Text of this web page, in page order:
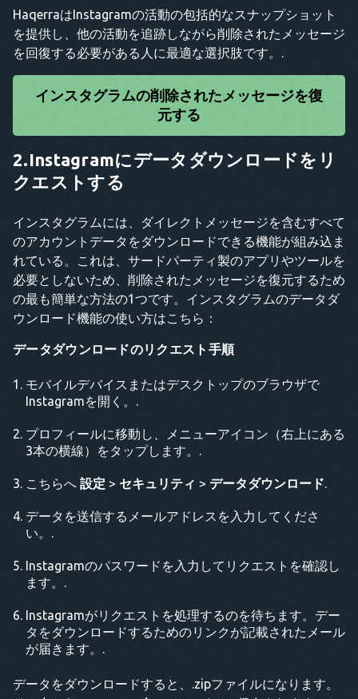
HaqerraはInstagramの活動の包括的なスナップショット
を提供し、他の活動を追跡しながら削除されたメッセージ
を回復する必要がある人に最適な選択肢です。.
インスタグラムの削除されたメッセージを復
元する
2.Instagramにデータダウンロードをリ
クエストする
インスタグラムには、ダイレクトメッセージを含むすべて
のアカウントデータをダウンロードできる機能が組み込ま
れている。これは、サードパーティ製のアプリやツールを
必要としないため、削除されたメッセージを復元するため
の最も簡単な方法の1つです。インスタグラムのデータダ
ウンロード機能の使い方はこちら：
データダウンロードのリクエスト手順
モバイルデバイスまたはデスクトップのブラウザで
Instagramを開く。.
プロフィールに移動し、メニューアイコン（右上にある
3本の横線）をタップします。.
こちらへ 設定 > セキュリティ > データダウンロード.
データを送信するメールアドレスを入力してくださ
い。.
Instagramのパスワードを入力してリクエストを確認し
ます。.
Instagramがリクエストを処理するのを待ちます。デー
タをダウンロードするためのリンクが記載されたメール
が届きます。.
データをダウンロードすると、.zipファイルになります。